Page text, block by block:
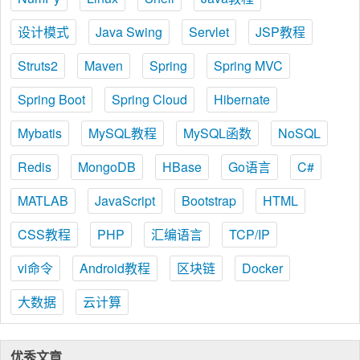
设计模式
Java Swing Servlet
JSP教程
Struts2
Maven Spring
Spring MVC
Spring Boot
Spring Cloud
Hibernate
Mybatis
MySQL教程 MySQL函数
NoSQL
Redis
MongoDB HBase Go语言
C#
MATLAB
JavaScript Bootstrap
HTML
CSS教程
PHP 汇编语言
TCP/IP
vi命令
Android教程 区块链
Docker
大数据
云计算